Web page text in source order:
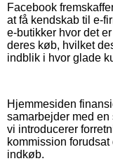
Facebook
at få kendskab til e-
e-butikker hvor det
deres køb, hvilket
indblik i hvor glade
Hjemmesiden
samarbejder med
vi introducerer
kommission
indkøb.